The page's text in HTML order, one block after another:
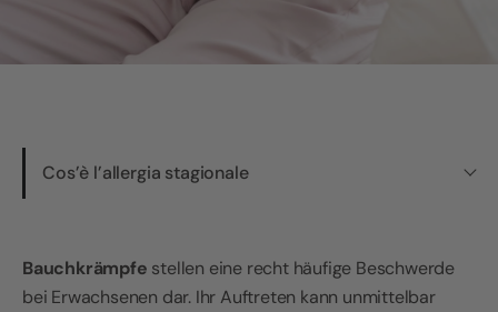
Cos’è l’allergia stagionale
Bauchkrämpfe stellen eine recht häufige Beschwerde
bei Erwachsenen dar. Ihr Auftreten kann unmittelbar